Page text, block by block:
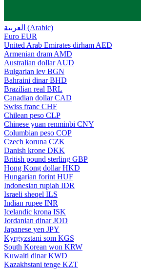
العربية (Arabic)
Euro EUR
United Arab Emirates dirham AED
Armenian dram AMD
Australian dollar AUD
Bulgarian lev BGN
Bahraini dinar BHD
Brazilian real BRL
Canadian dollar CAD
Swiss franc CHF
Chilean peso CLP
Chinese yuan renminbi CNY
Columbian peso COP
Czech koruna CZK
Danish krone DKK
British pound sterling GBP
Hong Kong dollar HKD
Hungarian forint HUF
Indonesian rupiah IDR
Israeli sheqel ILS
Indian rupee INR
Icelandic krona ISK
Jordanian dinar JOD
Japanese yen JPY
Kyrgyzstani som KGS
South Korean won KRW
Kuwaiti dinar KWD
Kazakhstani tenge KZT